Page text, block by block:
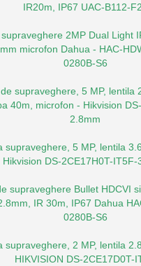
IR20m, IP67 UAC-B112-
2MP Dual Light
microfon Dahua - HAC-
0280B-S6
supraveghere, 5 MP, lentila
40m, microfon - Hikvision
2.8mm
supraveghere, 5 MP, lentila
Hikvision DS-2CE17H0T-IT5F-
supraveghere Bullet HDCVI
IR 30m, IP67 Dahua
0280B-S6
supraveghere, 2 MP, lentila
HIKVISION DS-2CE17D0T-